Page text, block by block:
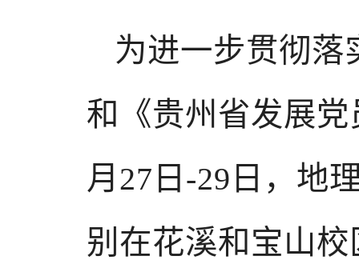
为进一步贯彻落
和《贵州省发展
月27日-29日，地
别在花溪和宝山